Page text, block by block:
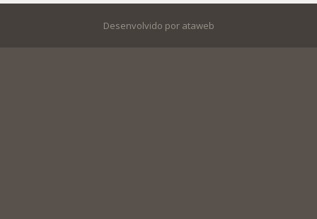
Desenvolvido por ataweb